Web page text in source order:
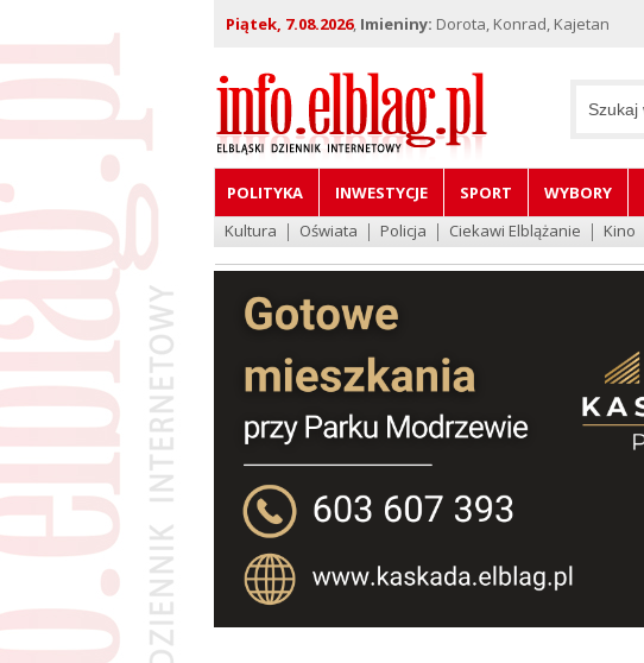
Piątek, 7.08.2026, Imieniny: Dorota, Konrad, Kajetan
POLITYKA INWESTYCJE SPORT WYBORY
Kultura
Oświata Policja Ciekawi Elblążanie Kino